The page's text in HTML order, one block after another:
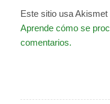
Este sitio usa
Aprende cómo se
comentarios.